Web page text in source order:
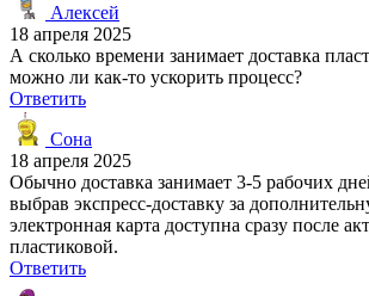
Алексей
18 апреля 2025
А сколько времени занимает доставка
можно ли как-то ускорить процесс?
Ответить
Сона
18 апреля 2025
Обычно доставка занимает 3-5 рабочих
выбрав экспресс-доставку за
электронная карта доступна сразу после
пластиковой.
Ответить